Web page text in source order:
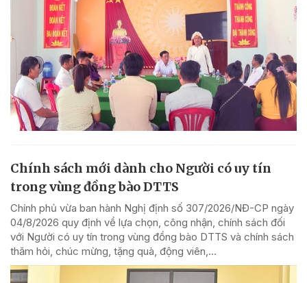
Chính sách mới dành cho Người có uy tín
trong vùng đồng bào DTTS
Chính phủ vừa ban hành Nghị định số 307/2026/NĐ-CP ngày
04/8/2026 quy định về lựa chọn, công nhận, chính sách đối
với Người có uy tín trong vùng đồng bào DTTS và chính sách
thăm hỏi, chúc mừng, tặng quà, động viên,...